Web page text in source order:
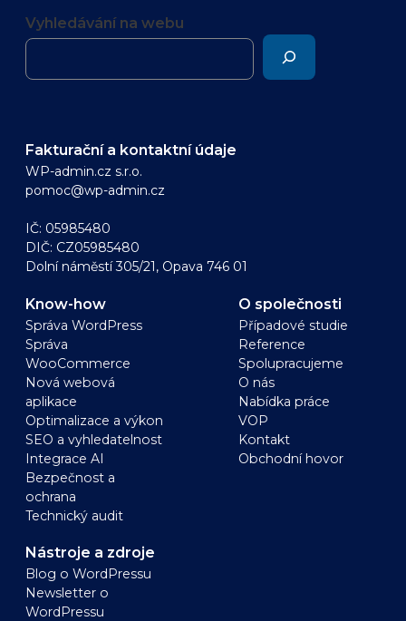
Vyhledávání na webu
Fakturační a kontaktní údaje
WP-admin.cz s.r.o.
pomoc@wp-admin.cz
IČ: 05985480
DIČ: CZ05985480
Dolní náměstí 305/21, Opava 746 01
Know-how
Správa WordPress
Správa
WooCommerce
Nová webová
aplikace
Optimalizace a výkon
SEO a vyhledatelnost
Integrace AI
Bezpečnost a
ochrana
Technický audit
Nástroje a zdroje
Blog o WordPressu
Newsletter o
WordPressu
O společnosti
Případové studie
Reference
Spolupracujeme
O nás
Nabídka práce
VOP
Kontakt
Obchodní hovor